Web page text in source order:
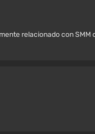
relacionado con